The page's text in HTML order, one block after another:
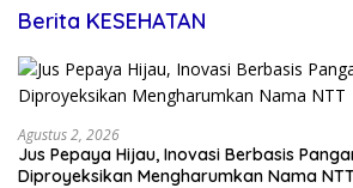
Berita KESEHATAN
Agustus 2, 2026
Jus Pepaya Hijau, Inovasi Berbasis
Diproyeksikan Mengharumkan Nama